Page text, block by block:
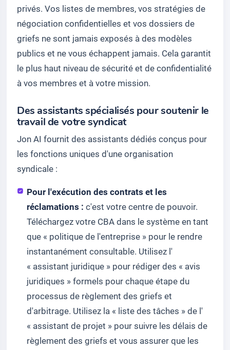
privés. Vos listes de membres, vos stratégies de
négociation confidentielles et vos dossiers de
griefs ne sont jamais exposés à des modèles
publics et ne vous échappent jamais. Cela garantit
le plus haut niveau de sécurité et de confidentialité
à vos membres et à votre mission.
Des assistants spécialisés pour soutenir le
travail de votre syndicat
Jon AI fournit des assistants dédiés conçus pour
les fonctions uniques d'une organisation
syndicale :
Pour l'exécution des contrats et les
réclamations : c'est votre centre de pouvoir.
Téléchargez votre CBA dans le système en tant
que « politique de l'entreprise » pour le rendre
instantanément consultable. Utilisez l'
« assistant juridique » pour rédiger des « avis
juridiques » formels pour chaque étape du
processus de règlement des griefs et
d'arbitrage. Utilisez la « liste des tâches » de l'
« assistant de projet » pour suivre les délais de
règlement des griefs et vous assurer que les